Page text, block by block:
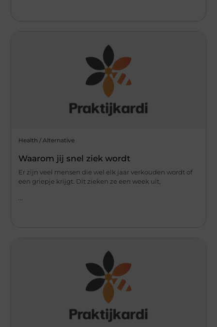
Health / Alternative
Waarom jij snel ziek wordt
Er zijn veel mensen die wel elk jaar verkouden wordt of
een griepje krijgt. Dit zieken ze een week uit,